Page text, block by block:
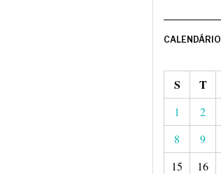
CALENDÁRIO
S T
1 2
8
9
15
16